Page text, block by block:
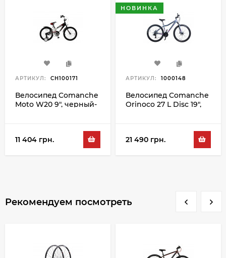
АРТИКУЛ: CH100171
Велосипед Comanche
Moto W20 9", черный-
11 404 грн.
НОВИНКА
АРТИКУЛ: 1000148
Велосипед Comanche
Orinoco 27 L Disc 19",
21 490 грн.
Рекомендуем посмотреть